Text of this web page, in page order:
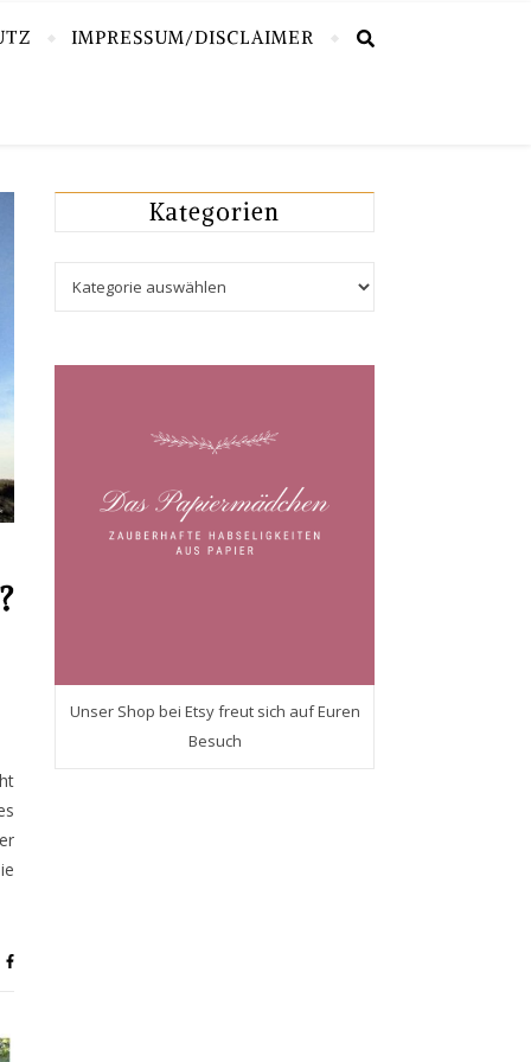
IMPRESSUM/DISCLAIMER
Kategorien
Unser Shop bei Etsy freut sich auf Euren
Besuch